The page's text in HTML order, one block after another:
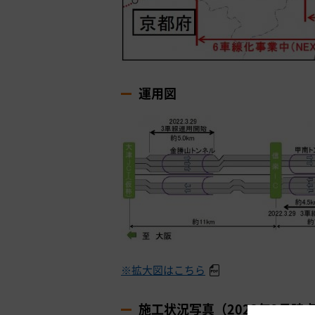
運用図
※拡大図はこちら
施工状況写真（2023年2月時